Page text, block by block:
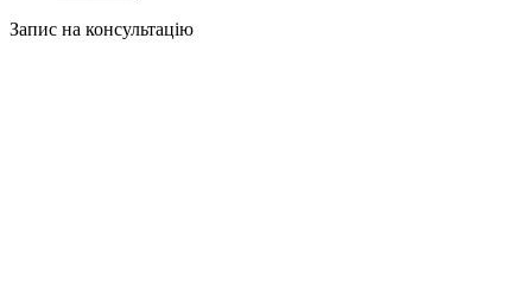
Запис на консультацію